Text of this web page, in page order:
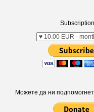
Subscription
Можете да ни